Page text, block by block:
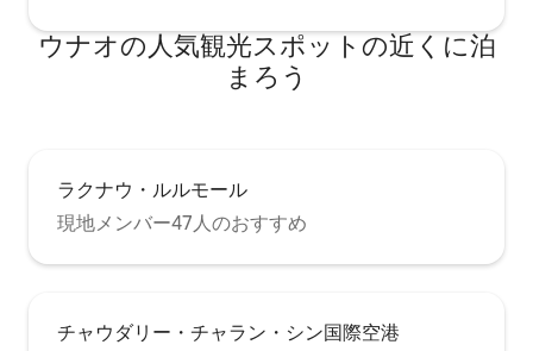
ウナオの人気観光スポットの近くに泊
まろう
ラクナウ・ルルモール
現地メンバー47人のおすすめ
チャウダリー・チャラン・シン国際空港